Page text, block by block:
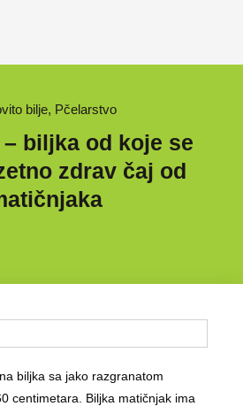
bilje, Pčelarstvo
biljka od koje se
zdrav čaj od
biljka sa jako razgranatom
centimetara. Biljka matičnjak ima